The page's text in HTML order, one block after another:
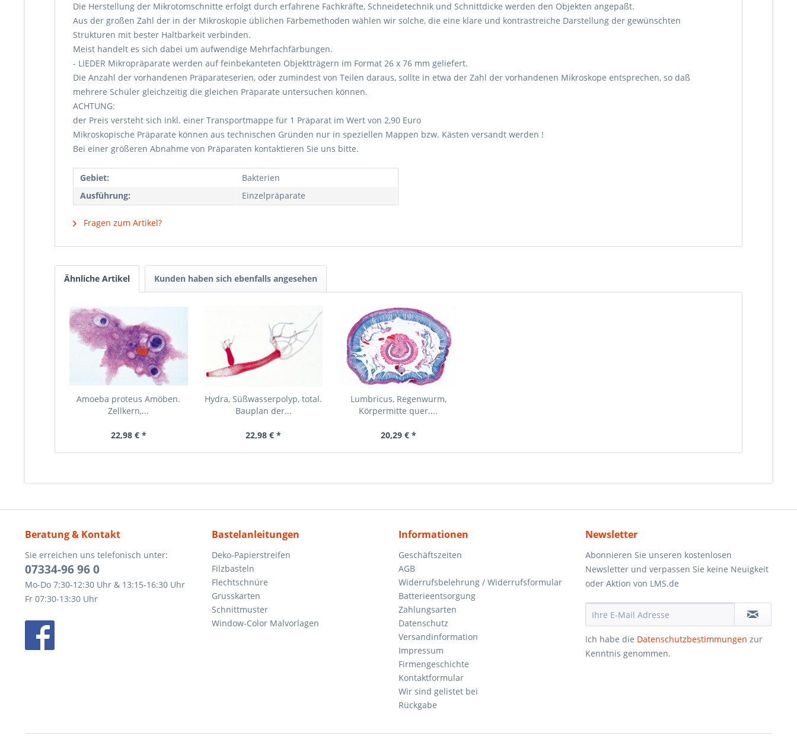
Die Herstellung der Mikrotomschnitte erfolgt durch erfahrene Fachkräfte, Schneidetechnik und Schnittdicke werden den Objekten angepaßt.
Aus der großen Zahl der in der Mikroskopie üblichen Färbemethoden wählen wir solche, die eine klare und kontrastreiche Darstellung der gewünschten
Strukturen mit bester Haltbarkeit verbinden.
Meist handelt es sich dabei um aufwendige Mehrfachfärbungen.
- LIEDER Mikropräparate werden auf feinbekanteten Objektträgern im Format 26 x 76 mm geliefert.
Die Anzahl der vorhandenen Präparateserien, oder zumindest von Teilen daraus, sollte in etwa der Zahl der vorhandenen Mikroskope entsprechen, so daß
mehrere Schüler gleichzeitig die gleichen Präparate untersuchen können.
ACHTUNG:
der Preis versteht sich inkl. einer Transportmappe für 1 Präparat im Wert von 2,90 Euro
Mikroskopische Präparate können aus technischen Gründen nur in speziellen Mappen bzw. Kästen versandt werden !
Bei einer größeren Abnahme von Präparaten kontaktieren Sie uns bitte.
Gebiet:
Bakterien
Ausführung:
Einzelpräparate
Fragen zum Artikel?
Ähnliche Artikel Kunden haben sich ebenfalls angesehen
Amoeba proteus Amöben.
Zellkern,...
22,98 € *
Hydra, Süßwasserpolyp, total.
Bauplan der...
22,98 € *
Lumbricus, Regenwurm,
Körpermitte quer....
20,29 € *
Beratung & Kontakt
Sie erreichen uns telefonisch unter:
07334-96 96 0
Mo-Do 7:30-12:30 Uhr & 13:15-16:30 Uhr
Fr 07:30-13:30 Uhr
Bastelanleitungen
Deko-Papierstreifen
Filzbasteln
Flechtschnüre
Grusskarten
Schnittmuster
Window-Color Malvorlagen
Informationen
Geschäftszeiten
AGB
Widerrufsbelehrung / Widerrufsformular
Batterieentsorgung
Zahlungsarten
Datenschutz
Versandinformation
Impressum
Firmengeschichte
Kontaktformular
Wir sind gelistet bei
Rückgabe
Newsletter
Abonnieren Sie unseren kostenlosen
Newsletter und verpassen Sie keine Neuigkeit
oder Aktion von LMS.de
Ich habe die Datenschutzbestimmungen zur
Kenntnis genommen.